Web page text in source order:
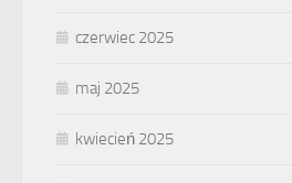
czerwiec 2025
maj 2025
kwiecień 2025